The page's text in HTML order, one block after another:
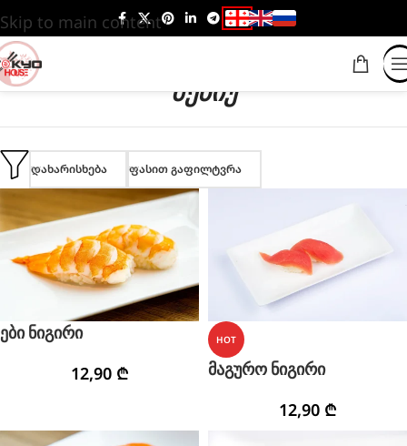
Skip to main content
ᲛᲔᲜᲘᲣ
დახარისხება ფასით გაფილტვრა
ები ნიგირი
12,90 ₾
HOT
მაგურო ნიგირი
12,90 ₾